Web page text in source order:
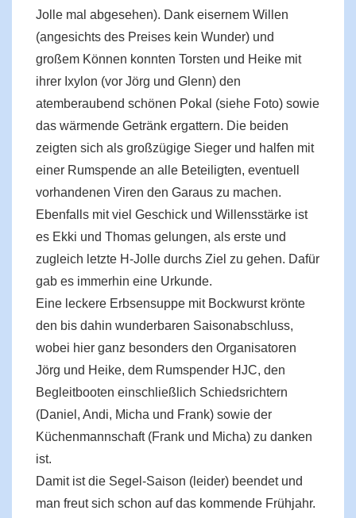
Jolle mal abgesehen). Dank eisernem Willen
(angesichts des Preises kein Wunder) und
großem Können konnten Torsten und Heike mit
ihrer Ixylon (vor Jörg und Glenn) den
atemberaubend schönen Pokal (siehe Foto) sowie
das wärmende Getränk ergattern. Die beiden
zeigten sich als großzügige Sieger und halfen mit
einer Rumspende an alle Beteiligten, eventuell
vorhandenen Viren den Garaus zu machen.
Ebenfalls mit viel Geschick und Willensstärke ist
es Ekki und Thomas gelungen, als erste und
zugleich letzte H-Jolle durchs Ziel zu gehen. Dafür
gab es immerhin eine Urkunde.
Eine leckere Erbsensuppe mit Bockwurst krönte
den bis dahin wunderbaren Saisonabschluss,
wobei hier ganz besonders den Organisatoren
Jörg und Heike, dem Rumspender HJC, den
Begleitbooten einschließlich Schiedsrichtern
(Daniel, Andi, Micha und Frank) sowie der
Küchenmannschaft (Frank und Micha) zu danken
ist.
Damit ist die Segel-Saison (leider) beendet und
man freut sich schon auf das kommende Frühjahr.